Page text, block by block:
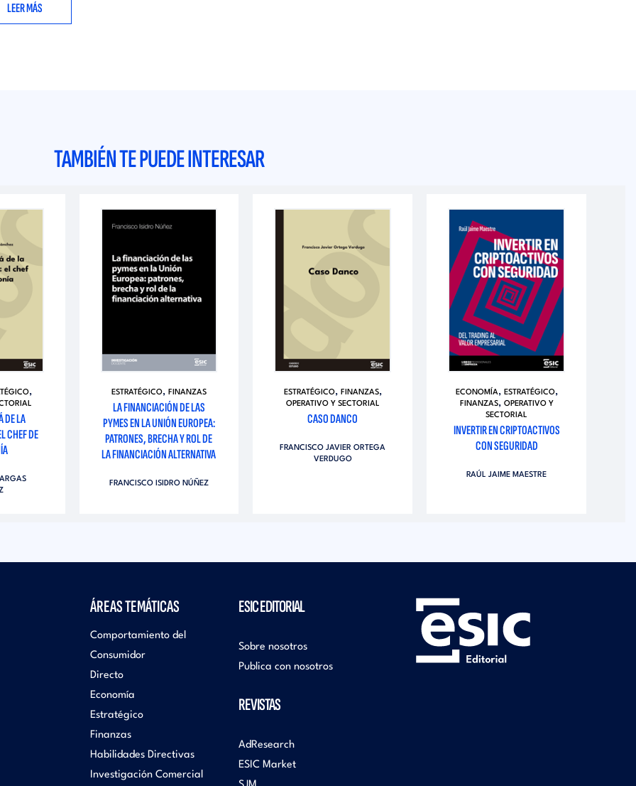
LEER MÁS
TAMBIÉN TE PUEDE INTERESAR
,
DE LA
CHEF DE
ESTRATÉGICO, FINANZAS
LA FINANCIACIÓN DE LAS
PYMES EN LA UNIÓN EUROPEA:
PATRONES, BRECHA Y ROL DE
LA FINANCIACIÓN ALTERNATIVA
FRANCISCO ISIDRO NÚÑEZ
ESTRATÉGICO, FINANZAS,
OPERATIVO Y SECTORIAL
CASO DANCO
FRANCISCO JAVIER ORTEGA
VERDUGO
ECONOMÍA, ESTRATÉGICO,
FINANZAS, OPERATIVO Y
SECTORIAL
INVERTIR EN CRIPTOACTIVOS
CON SEGURIDAD
RAÚL JAIME MAESTRE
ÁREAS TEMÁTICAS
Comportamiento del
Consumidor
Directo
Economía
Estratégico
Finanzas
Habilidades Directivas
Investigación Comercial
ESIC EDITORIAL
Sobre nosotros
Publica con nosotros
REVISTAS
AdResearch
ESIC Market